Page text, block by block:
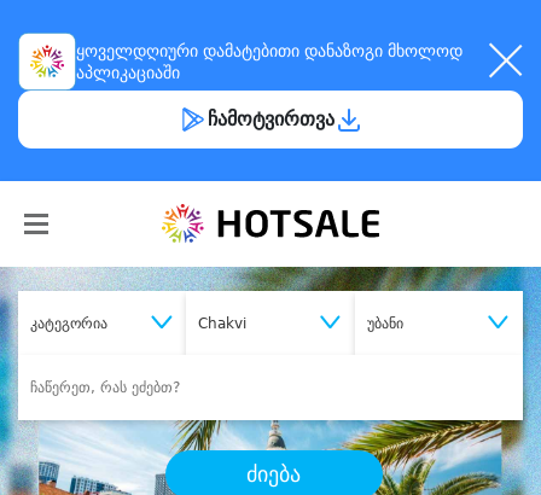
ყოველდღიური დამატებითი დანაზოგი მხოლოდ
აპლიკაციაში
ჩამოტვირთვა
კატეგორია Chakvi უბანი
ძიება